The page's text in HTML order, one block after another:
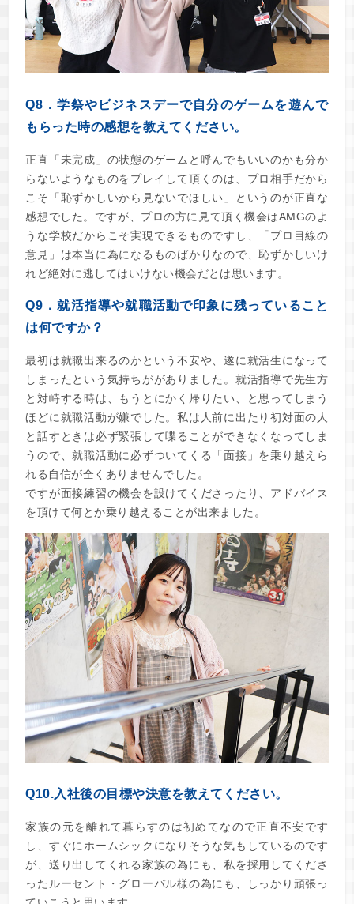
Q8．学祭やビジネスデーで自分のゲームを遊んで
もらった時の感想を教えてください。
正直「未完成」の状態のゲームと呼んでもいいのかも分か
らないようなものをプレイして頂くのは、プロ相手だから
こそ「恥ずかしいから見ないでほしい」というのが正直な
感想でした。ですが、プロの方に見て頂く機会はAMGのよ
うな学校だからこそ実現できるものですし、「プロ目線の
意見」は本当に為になるものばかりなので、恥ずかしいけ
れど絶対に逃してはいけない機会だとは思います。
Q9．就活指導や就職活動で印象に残っていること
は何ですか？
最初は就職出来るのかという不安や、遂に就活生になって
しまったという気持ちががありました。就活指導で先生方
と対峙する時は、もうとにかく帰りたい、と思ってしまう
ほどに就職活動が嫌でした。私は人前に出たり初対面の人
と話すときは必ず緊張して喋ることができなくなってしま
うので、就職活動に必ずついてくる「面接」を乗り越えら
れる自信が全くありませんでした。
ですが面接練習の機会を設けてくださったり、アドバイス
を頂けて何とか乗り越えることが出来ました。
Q10.入社後の目標や決意を教えてください。
家族の元を離れて暮らすのは初めてなので正直不安です
し、すぐにホームシックになりそうな気もしているのです
が、送り出してくれる家族の為にも、私を採用してくださ
ったルーセント・グローバル様の為にも、しっかり頑張っ